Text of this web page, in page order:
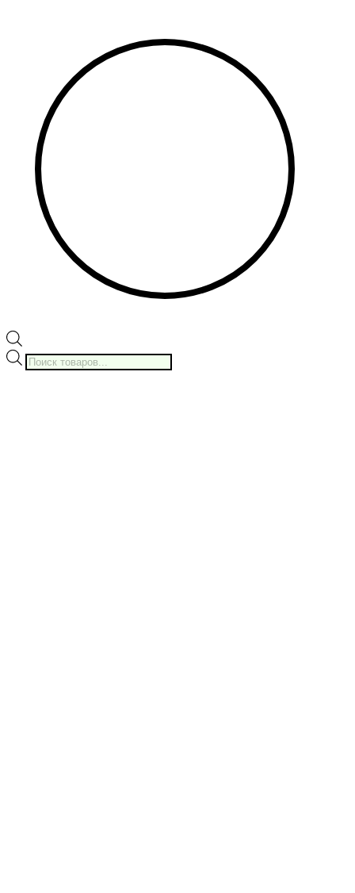
Поиск
товаров